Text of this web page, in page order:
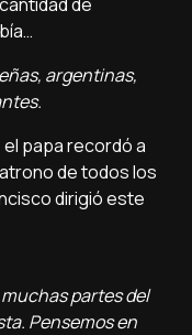
argentinas,
papa recordó a
de todos los
dirigió este
partes del
Pensemos en